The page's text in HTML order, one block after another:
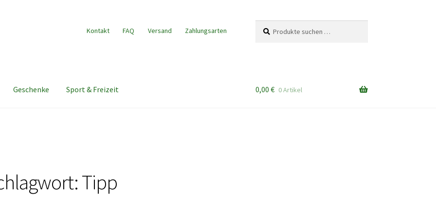
Kontakt FAQ Versand Zahlungsarten
nach:
Geschenke Sport & Freizeit 0,00 € 0 Artikel
Tipp